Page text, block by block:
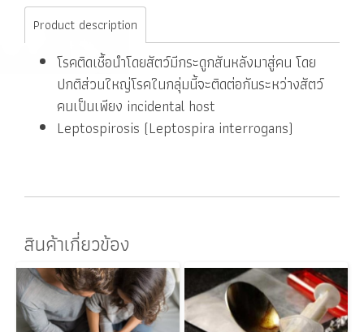
Product description
โรคติดเชื้อนำโดยสัตว์มีกระดูกสันหลังมาสู่คน โดย
ปกติส่วนใหญ่โรคในกลุ่มนี้จะติดต่อกันระหว่างสัตว์
คนเป็นเพียง incidental host
Leptospirosis (Leptospira interrogans)
สินค้าเกี่ยวข้อง